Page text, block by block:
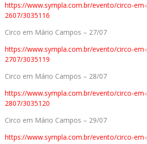
https://www.sympla.com.br/evento/circo-
2607/3035116
Circo em Mário Campos – 27/07
https://www.sympla.com.br/evento/circo-
2707/3035119
Circo em Mário Campos – 28/07
https://www.sympla.com.br/evento/circo-
2807/3035120
Circo em Mário Campos – 29/07
https://www.sympla.com.br/evento/circo-